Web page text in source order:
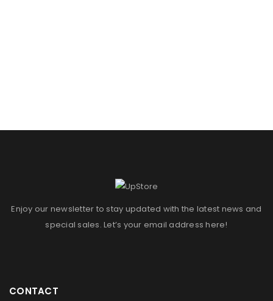
Enjoy our newsletter to stay updated with the latest news and
special sales. Let’s your email address here!
CONTACT